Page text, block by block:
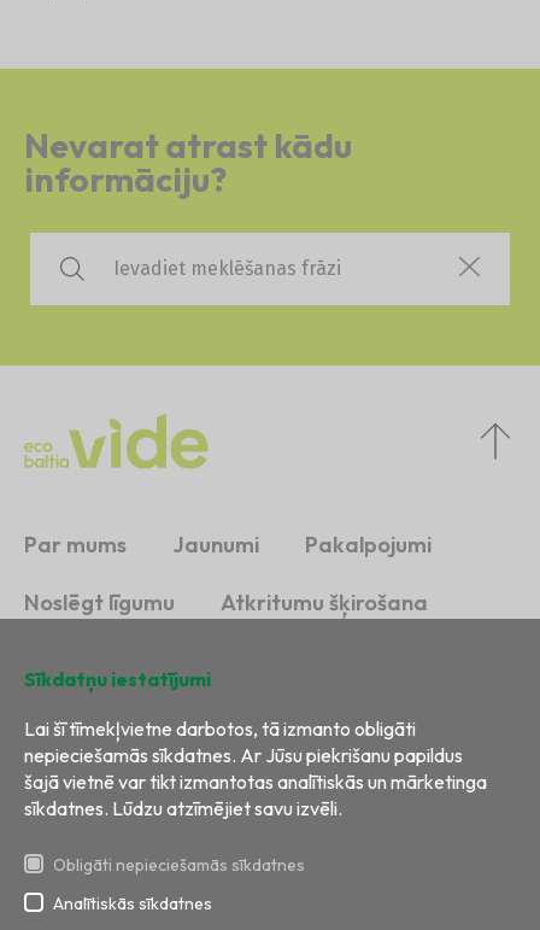
Nevarat atrast kādu
informāciju?
Par mums Jaunumi Pakalpojumi
Noslēgt līgumu Atkritumu šķirošana
Visas tiesības aizsargātas
Sīkdatņu iestatījumi
Lai šī tīmekļvietne darbotos, tā izmanto obligāti
nepieciešamās sīkdatnes. Ar Jūsu piekrišanu papildus
šajā vietnē var tikt izmantotas analītiskās un mārketinga
sīkdatnes. Lūdzu atzīmējiet savu izvēli.
Obligāti nepieciešamās sīkdatnes
Analītiskās sīkdatnes